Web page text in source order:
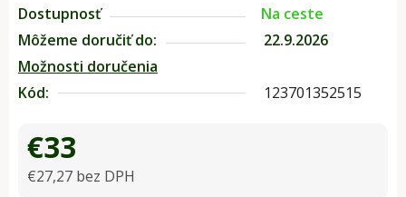
Dostupnosť
Na ceste
Môžeme doručiť do:
22.9.2026
Možnosti doručenia
Kód:
123701352515
€33
€27,27 bez DPH